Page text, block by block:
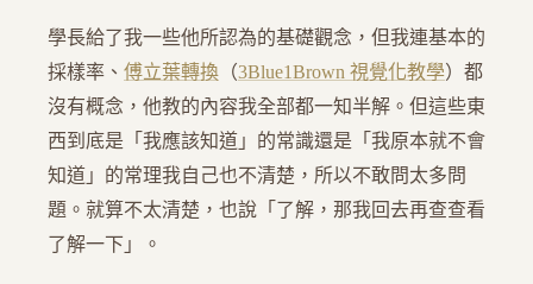
學長給了我一些他所認為的基礎觀念，但我連基本的
採樣率、 傅立葉轉換 （3Blue1Brown 視覺化教學）都
沒有概念，他教的內容我全部都一知半解。但這些東
西到底是「我應該知道」的常識還是「我原本就不會
知道」的常理我自己也不清楚，所以不敢問太多問
題。就算不太清楚，也說「了解，那我回去再查查看
了解一下」。